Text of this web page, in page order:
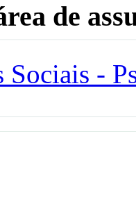
de
Sociais -